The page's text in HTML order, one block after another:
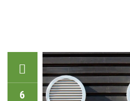
6